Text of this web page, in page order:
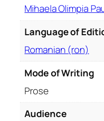
M
a
n
Mihaela Olimpia
Language of
Romanian (ron)
Mode of Writing
Prose
Audience